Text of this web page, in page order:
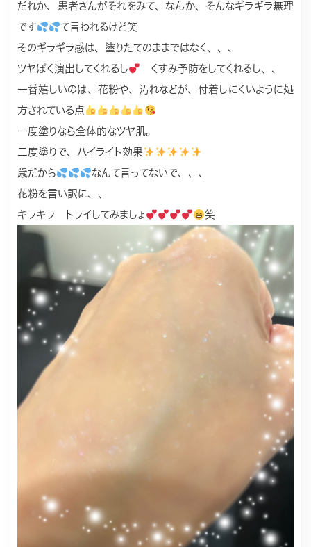
だれか、患者さんがそれをみて、なんか、そんなギラギラ無理
です
て言われるけど笑
そのギラギラ感は、塗りたてのままではなく、、、
ツヤぽく演出してくれるし
くすみ予防をしてくれるし、、
一番嬉しいのは、花粉や、汚れなどが、付着しにくいように処
方されている点
一度塗りなら全体的なツヤ肌。
二度塗りで、ハイライト効果
歳だから
なんて言ってないで、、、
花粉を言い訳に、、
キラキラ トライしてみましょ
笑